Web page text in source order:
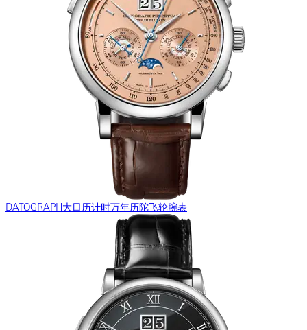
DATOGRAPH大日历计时万年历陀飞轮腕表